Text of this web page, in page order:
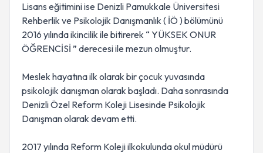
Lisans eğitimini ise Denizli Pamukkale Üniversitesi
Rehberlik ve Psikolojik Danışmanlık ( İÖ ) bölümünü
2016 yılında ikincilik ile bitirerek “ YÜKSEK ONUR
ÖĞRENCİSİ ” derecesi ile mezun olmuştur.
Meslek hayatına ilk olarak bir çocuk yuvasında
psikolojik danışman olarak başladı. Daha sonrasında
Denizli Özel Reform Koleji Lisesinde Psikolojik
Danışman olarak devam etti.
2017 yılında Reform Koleji ilkokulunda okul müdürü